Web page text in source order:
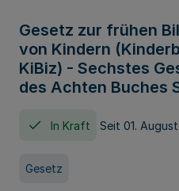
Gesetz zur frühen
von Kindern
KiBiz) - Sechstes
des Achten Buches
In Kraft Seit 01.
Gesetz